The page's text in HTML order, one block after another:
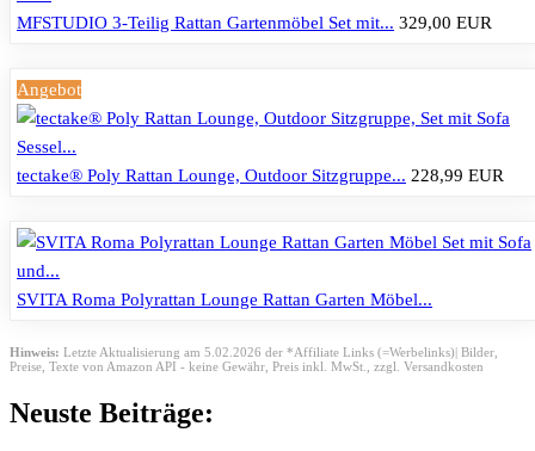
MFSTUDIO 3-Teilig Rattan Gartenmöbel Set mit... 329,00 EUR
Angebot
tectake® Poly Rattan Lounge, Outdoor Sitzgruppe... 228,99 EUR
SVITA Roma Polyrattan Lounge Rattan Garten Möbel...
Hinweis: Letzte Aktualisierung am 5.02.2026 der *Affiliate Links (=Werbelinks)| Bilder,
Preise, Texte von Amazon API - keine Gewähr, Preis inkl. MwSt., zzgl. Versandkosten
Neuste Beiträge: